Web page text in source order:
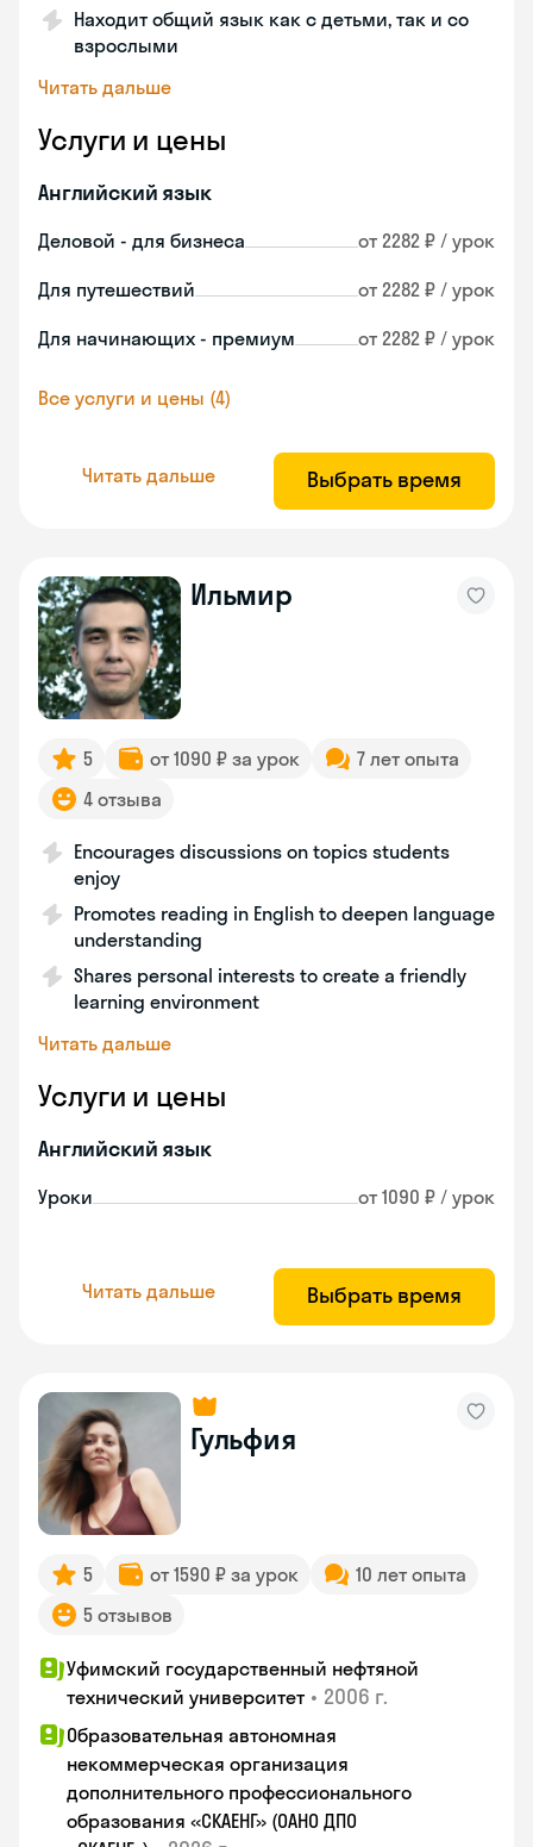
Находит общий язык как с детьми, так и со
взрослыми
Читать дальше
Услуги и цены
Английский язык
Деловой - для бизнеса от 2282 ₽ / урок
Для путешествий от 2282 ₽ / урок
Для начинающих - премиум от 2282 ₽ / урок
Все услуги и цены (4)
Читать дальше Выбрать время
Ильмир
5 от 1090 ₽ за урок
7 лет опыта
4 отзыва
Encourages discussions on topics students
enjoy
Promotes reading in English to deepen language
understanding
Shares personal interests to create a friendly
learning environment
Читать дальше
Услуги и цены
Английский язык
Уроки от 1090 ₽ / урок
Читать дальше Выбрать время
Гульфия
5 от 1590 ₽ за урок
10 лет опыта
5 отзывов
Уфимский государственный нефтяной
технический университет • 2006 г.
Образовательная автономная
некоммерческая организация
дополнительного профессионального
образования «СКАЕНГ» (ОАНО ДПО